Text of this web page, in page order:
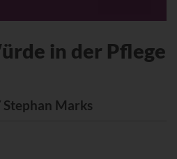
in der Pflege
Marks